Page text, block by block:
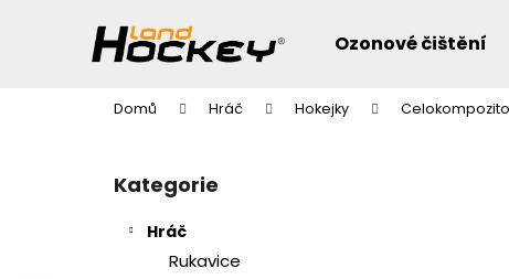
Ozonové čištění
Domů Hráč Hokejky
Přeskočit
kategorie
Kategorie
Hráč
Rukavice
Zpět
obchodu
Zpět
obchodu